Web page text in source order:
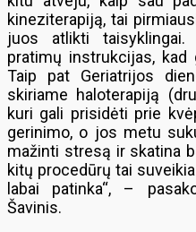
kineziterapiją, tai
juos atlikti taisyklingai.
pratimų instrukcijas,
Taip pat Geriatrijos
skiriame haloterapiją
kuri gali prisidėti prie
gerinimo, o jos metu
mažinti stresą ir skatina
kitų procedūrų tai
labai patinka“, –
Šavinis.